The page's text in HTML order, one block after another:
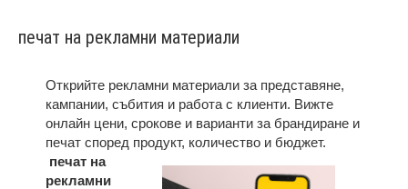
печат на рекламни материали
Открийте рекламни материали за представяне,
кампании, събития и работа с клиенти. Вижте
онлайн цени, срокове и варианти за брандиране и
печат според продукт, количество и бюджет.
печат на
рекламни